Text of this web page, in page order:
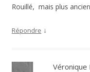
Rouillé, mais plus
Répondre ↓
Véronique